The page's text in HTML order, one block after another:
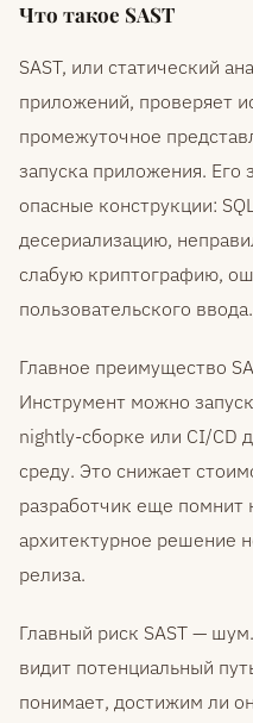
Что такое SAST
SAST, или статический
приложений, проверяет
промежуточное
запуска приложения. Его
опасные конструкции:
десериализацию,
слабую криптографию,
пользовательского ввода.
Главное преимущество
Инструмент можно
nightly-сборке или CI/CD
среду. Это снижает
разработчик еще помнит
архитектурное решение
релиза.
Главный риск SAST —
видит потенциальный
понимает, достижим ли